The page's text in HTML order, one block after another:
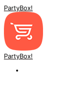
PartyBox!
PartyBox!